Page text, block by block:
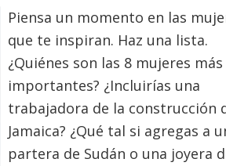
Piensa un momento en las
que te inspiran. Haz una lista.
¿Quiénes son las 8 mujeres más
importantes? ¿Incluirías una
trabajadora de la construcción
Jamaica? ¿Qué tal si agregas a
partera de Sudán o una joyera